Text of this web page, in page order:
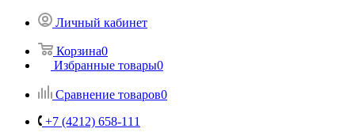
Личный кабинет
Корзина0
Избранные товары0
Сравнение товаров0
+7 (4212) 658-111